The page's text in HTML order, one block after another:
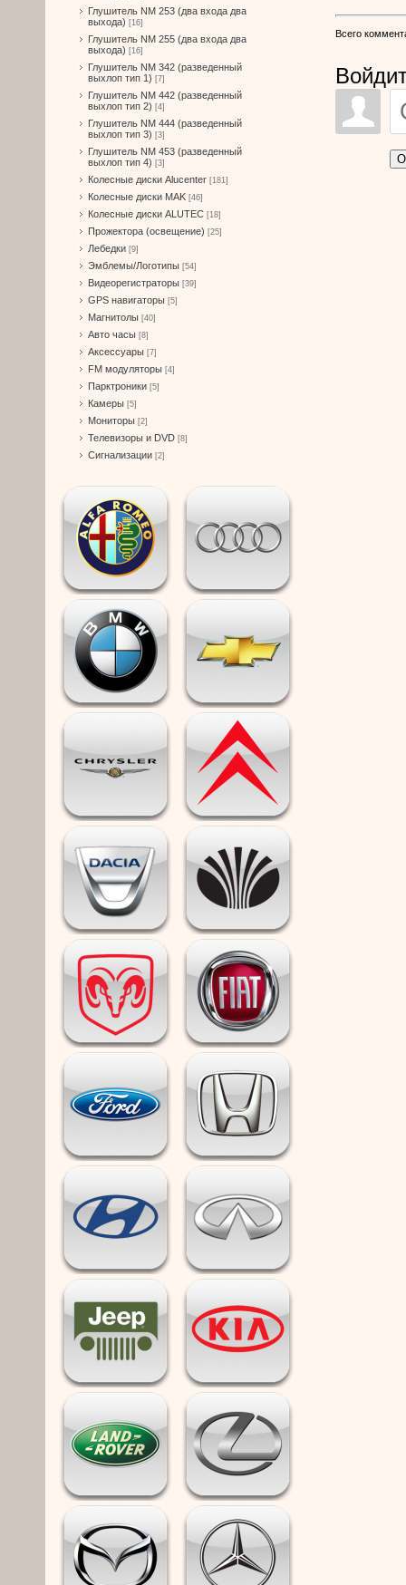
Глушитель NM 253 (два входа два
выхода) [16]
Глушитель NM 255 (два входа два
выхода) [16]
Глушитель NM 342 (разведенный
выхлоп тип 1) [7]
Глушитель NM 442 (разведенный
выхлоп тип 2) [4]
Глушитель NM 444 (разведенный
выхлоп тип 3) [3]
Глушитель NM 453 (разведенный
выхлоп тип 4) [3]
Колесные диски Alucenter [181]
Колесные диски MAK [46]
Колесные диски ALUTEC [18]
Прожектора (освещение) [25]
Лебедки [9]
Эмблемы/Логотипы [54]
Видеорегистраторы [39]
GPS навигаторы [5]
Магнитолы [40]
Авто часы [8]
Аксессуары [7]
FM модуляторы [4]
Парктроники [5]
Камеры [5]
Мониторы [2]
Телевизоры и DVD [8]
Сигнализации [2]
Всего